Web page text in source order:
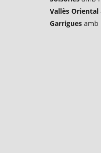
Vallès Oriental
Garrigues amb